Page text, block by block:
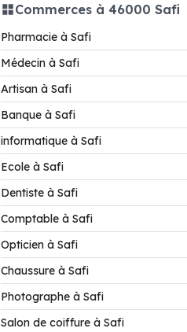
Commerces à 46000 Safi
Pharmacie à Safi
Médecin à Safi
Artisan à Safi
Banque à Safi
informatique à Safi
Ecole à Safi
Dentiste à Safi
Comptable à Safi
Opticien à Safi
Chaussure à Safi
Photographe à Safi
Salon de coiffure à Safi